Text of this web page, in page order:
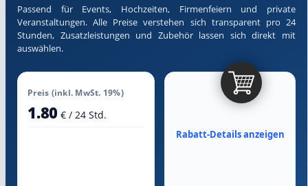
Passend für Events, Hochzeiten, Firmenfeiern und private
Veranstaltungen. Alle Preise verstehen sich transparent pro 24
Stunden, Zusatzleistungen und Zubehör lassen sich direkt mit
auswählen.
Preis (inkl. MwSt. 19%)
1.80 € / 24 Std.
Rabatt-Details anzeigen